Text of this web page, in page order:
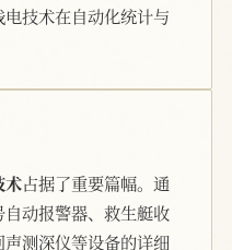
技术在自动化统计与
术占据了重要篇幅。通
动报警器、救生艇收
测深仪等设备的详细